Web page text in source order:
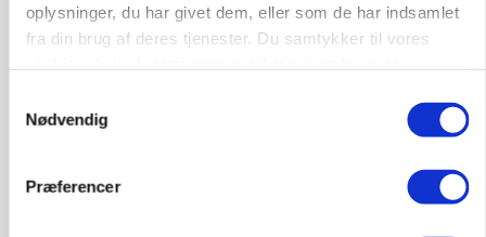
oplysninger, du har givet dem, eller som de har indsamlet
fra din brug af deres tjenester. Du samtykker til vores
Nødvendig
Præferencer